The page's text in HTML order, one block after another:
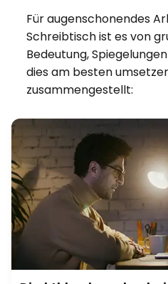
Für augenschonendes
Schreibtisch ist es von
Bedeutung,
dies am besten
zusammengestellt: